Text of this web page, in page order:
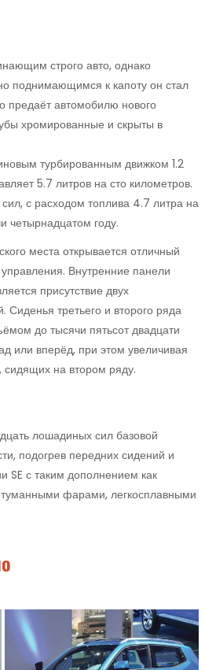
строго авто, однако
поднимающимся к капоту он стал
предаёт автомобилю нового
хромированные и скрыты в
турбированным движком 1.2
5.7 литров на сто километров.
с расходом топлива 4.7 литра на
четырнадцатом году.
места открывается отличный
Внутренние панели
присутствие двух
Сиденья третьего и второго ряда
до тысячи пятьсот двадцати
или вперёд, при этом увеличивая
на втором ряду.
лошадиных сил базовой
подогрев передних сидений и
SE с таким дополнением как
фарами, легкосплавными